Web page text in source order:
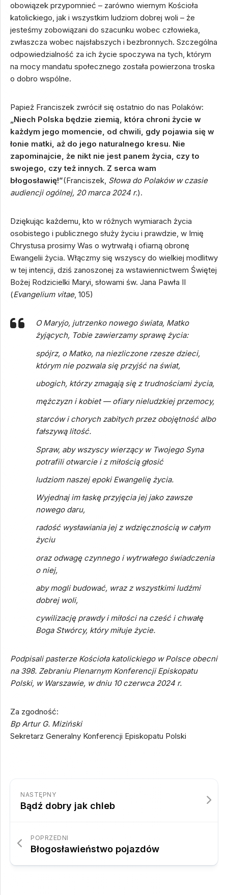
obowiązek przypomnieć – zarówno wiernym Kościoła
katolickiego, jak i wszystkim ludziom dobrej woli – że
jesteśmy zobowiązani do szacunku wobec człowieka,
zwłaszcza wobec najsłabszych i bezbronnych. Szczególna
odpowiedzialność za ich życie spoczywa na tych, którym
na mocy mandatu społecznego została powierzona troska
o dobro wspólne.
Papież Franciszek zwrócił się ostatnio do nas Polaków:
„Niech Polska będzie ziemią, która chroni życie w
każdym jego momencie, od chwili, gdy pojawia się w
łonie matki, aż do jego naturalnego kresu. Nie
zapominajcie, że nikt nie jest panem życia, czy to
swojego, czy też innych. Z serca wam
błogosławię!”(Franciszek, Słowa do Polaków w czasie
audiencji ogólnej, 20 marca 2024 r.).
Dziękując każdemu, kto w różnych wymiarach życia
osobistego i publicznego służy życiu i prawdzie, w Imię
Chrystusa prosimy Was o wytrwałą i ofiarną obronę
Ewangelii życia. Włączmy się wszyscy do wielkiej modlitwy
w tej intencji, dziś zanoszonej za wstawiennictwem Świętej
Bożej Rodzicielki Maryi, słowami św. Jana Pawła II
(Evangelium vitae, 105)
O Maryjo, jutrzenko nowego świata, Matko
żyjących, Tobie zawierzamy sprawę życia:
spójrz, o Matko, na niezliczone rzesze dzieci,
którym nie pozwala się przyjść na świat,
ubogich, którzy zmagają się z trudnościami życia,
mężczyzn i kobiet — ofiary nieludzkiej przemocy,
starców i chorych zabitych przez obojętność albo
fałszywą litość.
Spraw, aby wszyscy wierzący w Twojego Syna
potrafili otwarcie i z miłością głosić
ludziom naszej epoki Ewangelię życia.
Wyjednaj im łaskę przyjęcia jej jako zawsze
nowego daru,
radość wysławiania jej z wdzięcznością w całym
życiu
oraz odwagę czynnego i wytrwałego świadczenia
o niej,
aby mogli budować, wraz z wszystkimi ludźmi
dobrej woli,
cywilizację prawdy i miłości na cześć i chwałę
Boga Stwórcy, który miłuje życie.
Podpisali pasterze Kościoła katolickiego w Polsce obecni
na 398. Zebraniu Plenarnym Konferencji Episkopatu
Polski, w Warszawie, w dniu 10 czerwca 2024 r.
Za zgodność:
Bp Artur G. Miziński
Sekretarz Generalny Konferencji Episkopatu Polski
NASTĘPNY
Bądź dobry jak chleb
POPRZEDNI
Błogosławieństwo pojazdów